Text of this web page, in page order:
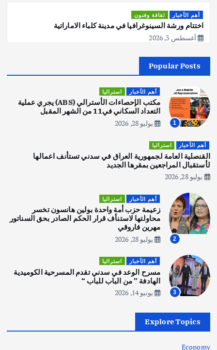
أهم الأخبار ثقافة وفنون
اختتام ورشة السينوغرافيا في مدينة كلباء الاماراتية
أغسطس 3, 2026
2
اصبح بطلاً لأستراليا بلعبة كمال الاجسام
يوليو 30, 2026
3
يوليو 30, 2026
4
المقبل
يوليو 28, 2026
أهم الأخبار ثقافة وفنون
انطلاق ورشة التمثيل في مدينة كلباء الاماراتية
أغسطس 5, 2026
في جذور المشكلة وحلولها المستدامة
Popular Posts
1
أهم الأخبار استراليا
مكتب الإحصاءات الأسترالي (ABS) يجري عملية
التعداد السكاني في11 من الشهر المقبل
يوليو 28, 2026
أهم الأخبار استراليا
القنصلية العامة لجمهورية العراق في سدني تستأنف اعمالها
لأستقبال المراجعين بمقرها الجديد
يوليو 28, 2026
2
أهم الأخبار استراليا
زعيمة حزب أمة واحدة بولين هانسون تخسر
محاولتها لاستنأف قرار الحكم الصادر بحق السناتور
مهرين فاروقي
يوليو 28, 2026
3
أهم الأخبار استراليا
مسرح الوعد في سدني تقدم المسرحية الكوميدية
الهادفة ” من الباب للباب “
يونيو 14, 2026
Explore Topics
Economy